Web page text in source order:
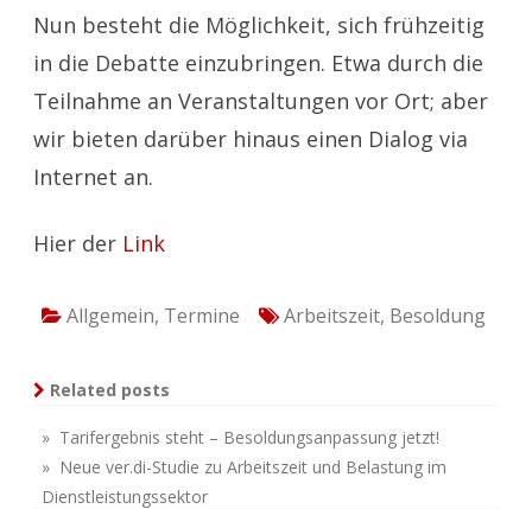
Nun besteht die Möglichkeit, sich frühzeitig
in die Debatte einzubringen. Etwa durch die
Teilnahme an Veranstaltungen vor Ort; aber
wir bieten darüber hinaus einen Dialog via
Internet an.
Hier der Link
Allgemein, Termine Arbeitszeit, Besoldung
Related posts
» Tarifergebnis steht – Besoldungsanpassung jetzt!
» Neue ver.di-Studie zu Arbeitszeit und Belastung im
Dienstleistungssektor